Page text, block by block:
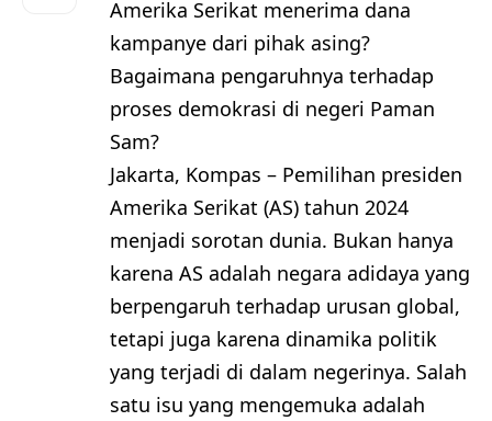
Amerika Serikat menerima dana
kampanye dari pihak asing?
Bagaimana pengaruhnya terhadap
proses demokrasi di negeri Paman
Sam?
Jakarta, Kompas – Pemilihan presiden
Amerika Serikat (AS) tahun 2024
menjadi sorotan dunia. Bukan hanya
karena AS adalah negara adidaya yang
berpengaruh terhadap urusan global,
tetapi juga karena dinamika politik
yang terjadi di dalam negerinya. Salah
satu isu yang mengemuka adalah